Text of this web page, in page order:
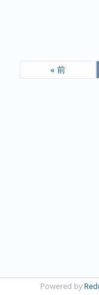
« 前
Powered by